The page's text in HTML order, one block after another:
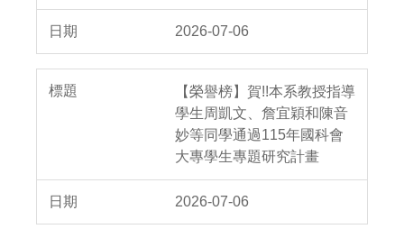
2026-07-06
【榮譽榜】賀!!本系教授指導
學生周凱文、詹宜穎和陳音
妙等同學通過115年國科會
大專學生專題研究計畫
2026-07-06